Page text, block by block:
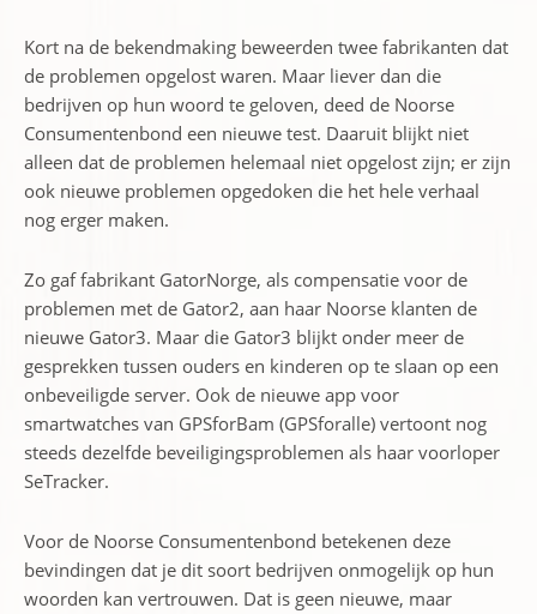
Kort na de bekendmaking beweerden twee fabrikanten dat
de problemen opgelost waren. Maar liever dan die
bedrijven op hun woord te geloven, deed de Noorse
Consumentenbond een nieuwe test. Daaruit blijkt niet
alleen dat de problemen helemaal niet opgelost zijn; er zijn
ook nieuwe problemen opgedoken die het hele verhaal
nog erger maken.
Zo gaf fabrikant GatorNorge, als compensatie voor de
problemen met de Gator2, aan haar Noorse klanten de
nieuwe Gator3. Maar die Gator3 blijkt onder meer de
gesprekken tussen ouders en kinderen op te slaan op een
onbeveiligde server. Ook de nieuwe app voor
smartwatches van GPSforBam (GPSforalle) vertoont nog
steeds dezelfde beveiligingsproblemen als haar voorloper
SeTracker.
Voor de Noorse Consumentenbond betekenen deze
bevindingen dat je dit soort bedrijven onmogelijk op hun
woorden kan vertrouwen. Dat is geen nieuwe, maar